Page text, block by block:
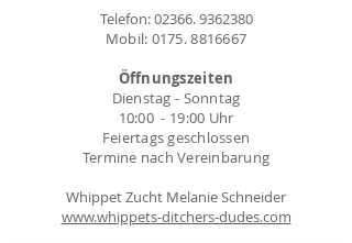
Telefon:02366. 9362380
Mobil: 0175. 8816667
Öffnungszeiten
Dienstag - Sonntag
10:00 - 19:00 Uhr
Feiertags geschlossen
Termine nach Vereinbarung
Whippet Zucht Melanie Schneider
www.whippets-ditchers-dudes.com